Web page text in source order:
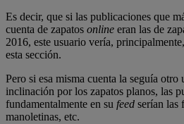
Es decir, que si las publicaciones que
cuenta de zapatos online eran las de
2016, este usuario vería,
esta sección.
Pero si esa misma cuenta la seguía otro
inclinación por los zapatos planos, las
fundamentalmente en su feed serían las
manoletinas, etc.